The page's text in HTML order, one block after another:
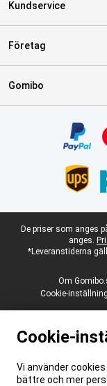
Kundservice
Företag
Gomibo
Juridisk fotnot
De priser som anges
anges.
*Leveranstiderna
Om
Cookie-
Cookie-
Vi använder
bättre och mer